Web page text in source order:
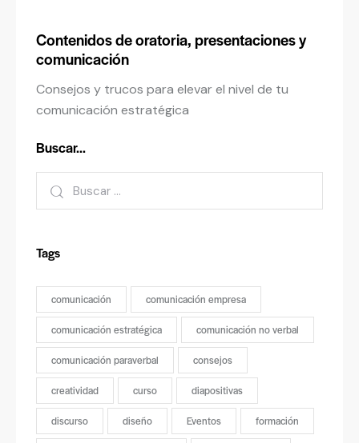
Contenidos de oratoria, presentaciones y
comunicación
Consejos y trucos para elevar el nivel de tu
comunicación estratégica
Buscar…
Tags
comunicación comunicación empresa
comunicación estratégica comunicación no verbal
comunicación paraverbal consejos
creatividad curso diapositivas
discurso diseño Eventos formación